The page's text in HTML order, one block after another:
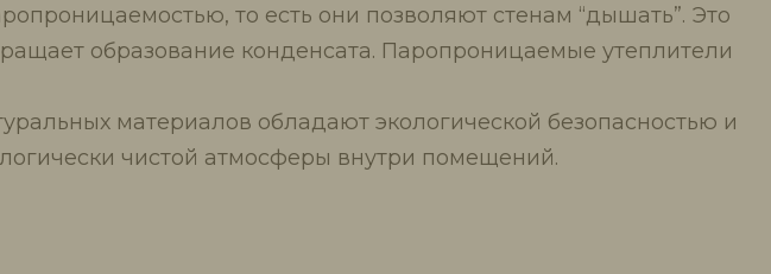
то есть они позволяют стенам “дышать”. Это
образование конденсата. Паропроницаемые утеплители
материалов обладают экологической безопасностью и
чистой атмосферы внутри помещений.